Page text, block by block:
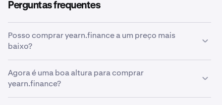
Perguntas frequentes
Posso comprar yearn.finance a um preço mais
baixo?
comprar automaticamente yearn.finance se o preço
baixar.
Agora é uma boa altura para comprar
yearn.finance?